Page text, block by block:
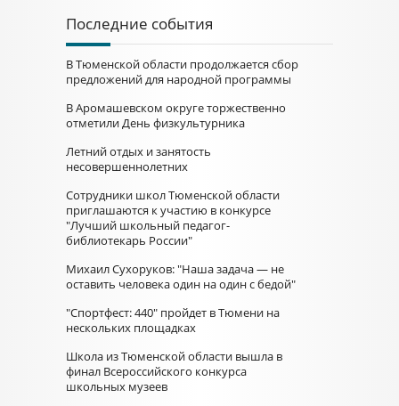
Последние события
В Тюменской области продолжается сбор
предложений для народной программы
В Аромашевском округе торжественно
отметили День физкультурника
Летний отдых и занятость
несовершеннолетних
Сотрудники школ Тюменской области
приглашаются к участию в конкурсе
"Лучший школьный педагог-
библиотекарь России"
Михаил Сухоруков: "Наша задача — не
оставить человека один на один с бедой"
"Спортфест: 440" пройдет в Тюмени на
нескольких площадках
Школа из Тюменской области вышла в
финал Всероссийского конкурса
школьных музеев